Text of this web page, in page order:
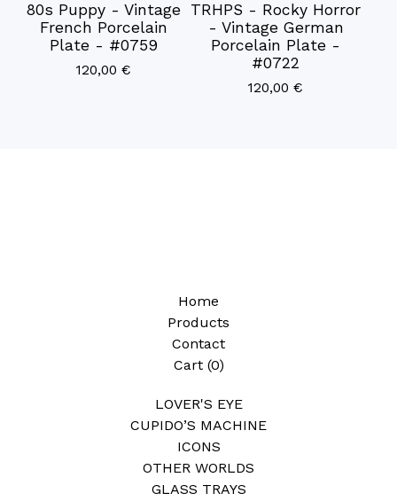
80s Puppy - Vintage
French Porcelain
Plate - #0759
120,00 €
TRHPS - Rocky Horror
- Vintage German
Porcelain Plate -
#0722
120,00 €
Home
Products
Contact
Cart (0)
LOVER'S EYE
CUPIDO’S MACHINE
ICONS
OTHER WORLDS
GLASS TRAYS